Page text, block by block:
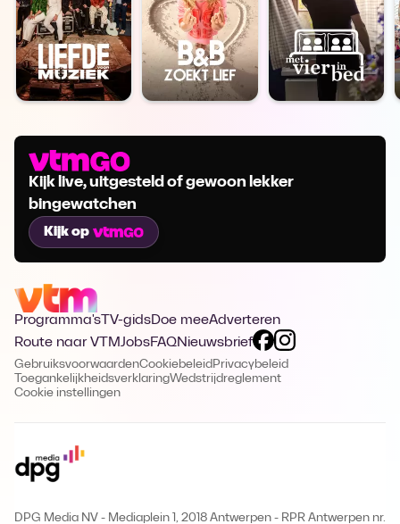
Kijk live, uitgesteld of gewoon lekker
bingewatchen
Kijk op
Programma's TV-gidsDoe meeAdverteren
Route naar VTMJobsFAQNieuwsbrief
GebruiksvoorwaardenCookiebeleid Privacybeleid
ToegankelijkheidsverklaringWedstrijdreglement
Cookie instellingen
DPG Media NV - Mediaplein 1, 2018 Antwerpen - RPR Antwerpen nr.